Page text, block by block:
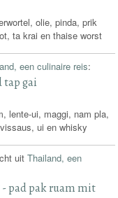
olie, pinda, prik
ta krai en thaise worst
een culinaire reis:
tap gai
lente-ui, maggi, nam pla,
ui en whisky
uitThailand, een
pad pak ruam mit